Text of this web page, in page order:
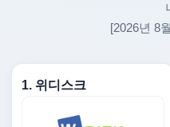
[2026년 8
1. 위디스크